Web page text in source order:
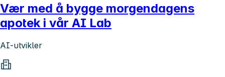
Vær med å bygge morgendagens
apotek i vår AI Lab
AI-utvikler